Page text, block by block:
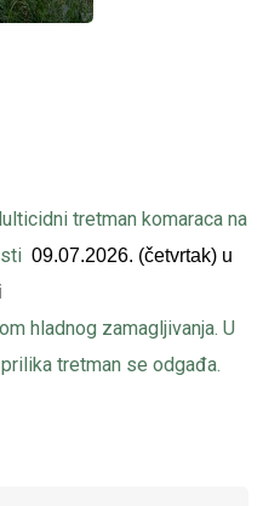
tretman komaraca na
09.07.2026. (četvrtak) u
hladnog zamagljivanja. U
tretman se odgađa.